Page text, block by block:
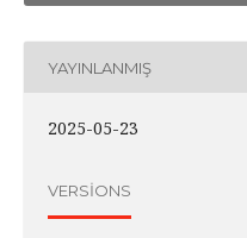
YAYINLANMIŞ
2025-05-23
VERSIONS